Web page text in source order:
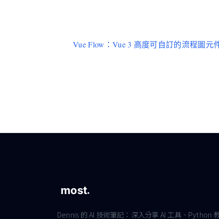
Vue Flow：Vue 3 高度可自訂的流程圖元
Dennis 的 AI 技術筆記：深入分享 AI 工具、Python